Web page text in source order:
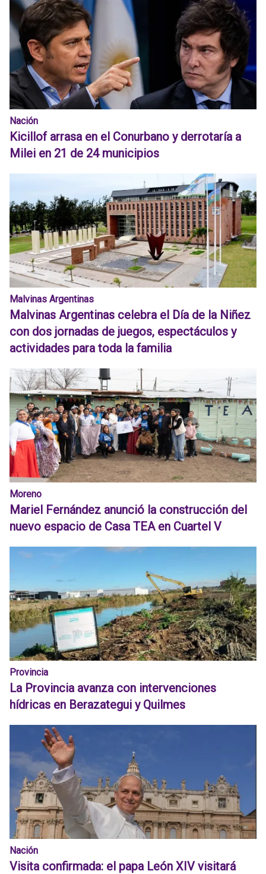
Nación
Kicillof arrasa en el Conurbano y derrotaría a
Milei en 21 de 24 municipios
Malvinas Argentinas
Malvinas Argentinas celebra el Día de la Niñez
con dos jornadas de juegos, espectáculos y
actividades para toda la familia
Moreno
Mariel Fernández anunció la construcción del
nuevo espacio de Casa TEA en Cuartel V
Provincia
La Provincia avanza con intervenciones
hídricas en Berazategui y Quilmes
Nación
Visita confirmada: el papa León XIV visitará